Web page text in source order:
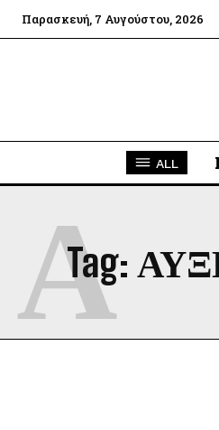
Παρασκευή, 7 Αυγούστου, 2026
ALL
Tag:
Α